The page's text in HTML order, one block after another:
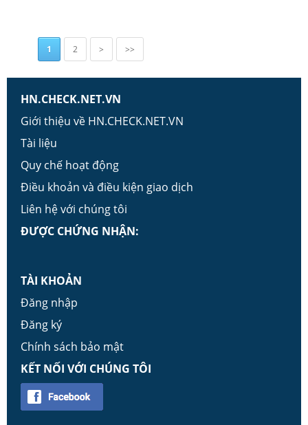
1 2 > >>
HN.CHECK.NET.VN
Giới thiệu về HN.CHECK.NET.VN
Tài liệu
Quy chế hoạt động
Điều khoản và điều kiện giao dịch
Liên hệ với chúng tôi
ĐƯỢC CHỨNG NHẬN:
TÀI KHOẢN
Đăng nhập
Đăng ký
Chính sách bảo mật
KẾT NỐI VỚI CHÚNG TÔI